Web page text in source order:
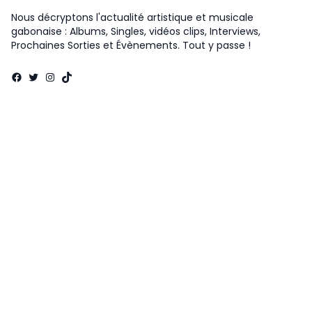
Nous décryptons l'actualité artistique et musicale
gabonaise : Albums, Singles, vidéos clips, Interviews,
Prochaines Sorties et Évènements. Tout y passe !
Facebook
Twitter
Instagram
TikTok